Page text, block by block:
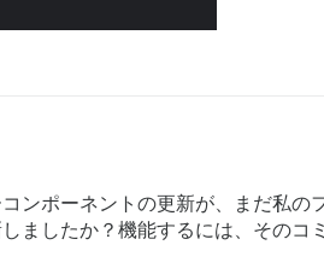
ンポーネントの更新が、まだ私
ましたか？機能するには、その